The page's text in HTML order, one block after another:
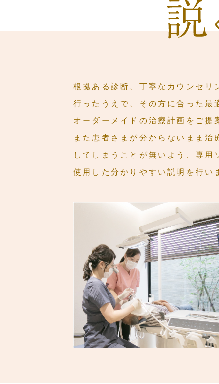
根拠ある診断、丁寧なカウンセリ
行ったうえで、その方に合った最
オーダーメイドの治療計画をご提
また患者さまが分からないまま治
してしまうことが無いよう、専用
使用した分かりやすい説明を行い